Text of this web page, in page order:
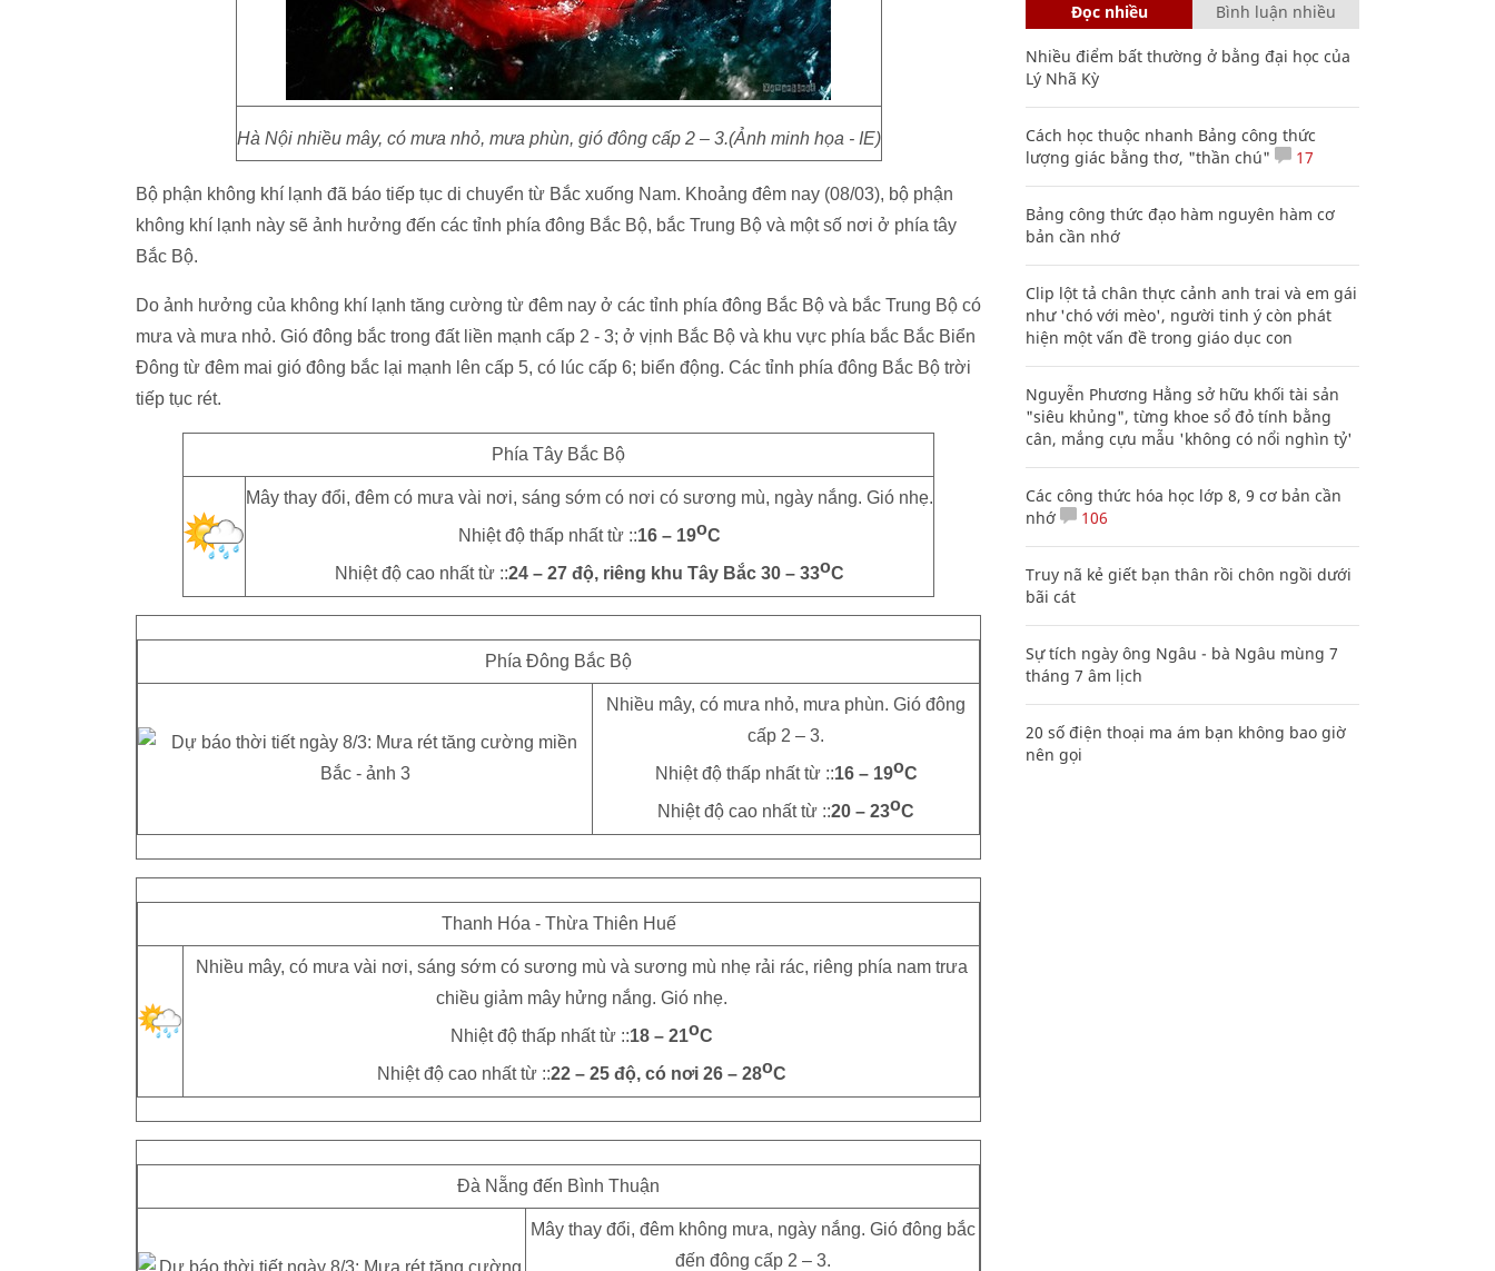
Hà Nội nhiều mây, có mưa nhỏ, mưa phùn, gió đông cấp 2 – 3.(Ảnh minh họa - IE)
Bộ phận không khí lạnh đã báo tiếp tục di chuyển từ Bắc xuống Nam. Khoảng đêm nay (08/03), bộ phận
không khí lạnh này sẽ ảnh hưởng đến các tỉnh phía đông Bắc Bộ, bắc Trung Bộ và một số nơi ở phía tây
Bắc Bộ.
Do ảnh hưởng của không khí lạnh tăng cường từ đêm nay ở các tỉnh phía đông Bắc Bộ và bắc Trung Bộ có
mưa và mưa nhỏ. Gió đông bắc trong đất liền mạnh cấp 2 - 3; ở vịnh Bắc Bộ và khu vực phía bắc Bắc Biển
Đông từ đêm mai gió đông bắc lại mạnh lên cấp 5, có lúc cấp 6; biển động. Các tỉnh phía đông Bắc Bộ trời
tiếp tục rét.
Phía Tây Bắc Bộ
Mây thay đổi, đêm có mưa vài nơi, sáng sớm có nơi có sương mù, ngày nắng. Gió nhẹ.
Nhiệt độ thấp nhất từ ::16 – 19oC
Nhiệt độ cao nhất từ ::24 – 27 độ, riêng khu Tây Bắc 30 – 33oC
Phía Đông Bắc Bộ
Nhiều mây, có mưa nhỏ, mưa phùn. Gió đông
cấp 2 – 3.
Nhiệt độ thấp nhất từ ::16 – 19oC
Nhiệt độ cao nhất từ ::20 – 23oC
Thanh Hóa - Thừa Thiên Huế
Nhiều mây, có mưa vài nơi, sáng sớm có sương mù và sương mù nhẹ rải rác, riêng phía nam trưa
chiều giảm mây hửng nắng. Gió nhẹ.
Nhiệt độ thấp nhất từ ::18 – 21oC
Nhiệt độ cao nhất từ ::22 – 25 độ, có nơi 26 – 28oC
Đà Nẵng đến Bình Thuận
Mây thay đổi, đêm không mưa, ngày nắng. Gió đông bắc
đến đông cấp 2 – 3.
Đọc nhiều Bình luận nhiều
Nhiều điểm bất thường ở bằng đại học của
Lý Nhã Kỳ
Cách học thuộc nhanh Bảng công thức
lượng giác bằng thơ, "thần chú"
17
Bảng công thức đạo hàm nguyên hàm cơ
bản cần nhớ
Clip lột tả chân thực cảnh anh trai và em gái
như 'chó với mèo', người tinh ý còn phát
hiện một vấn đề trong giáo dục con
Nguyễn Phương Hằng sở hữu khối tài sản
"siêu khủng", từng khoe sổ đỏ tính bằng
cân, mắng cựu mẫu 'không có nổi nghìn tỷ'
Các công thức hóa học lớp 8, 9 cơ bản cần
nhớ
106
Truy nã kẻ giết bạn thân rồi chôn ngồi dưới
bãi cát
Sự tích ngày ông Ngâu - bà Ngâu mùng 7
tháng 7 âm lịch
20 số điện thoại ma ám bạn không bao giờ
nên gọi